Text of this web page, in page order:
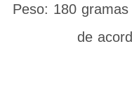
Peso: 180
de